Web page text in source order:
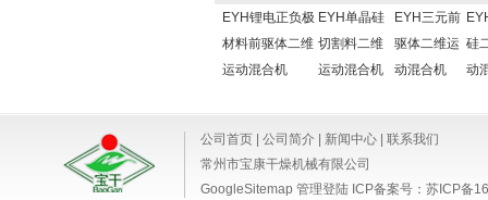
EYH锂电正负极
材料前驱体二维
运动混合机
EYH单晶硅
切割料二维
运动混合机
EYH三元前
驱体二维运
动混合机
硅
动
公司首页 公司简介 新闻中心
联系我们
常州市宝康干燥机械有限公司
GoogleSitemap 管理登陆 ICP备案号： 苏ICP备